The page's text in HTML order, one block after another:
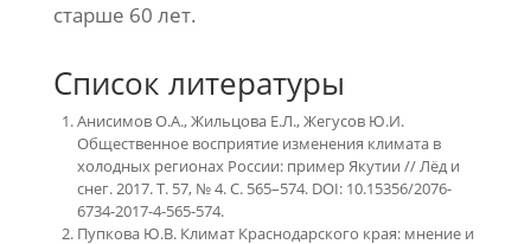
старше 60 лет.
Список литературы
Анисимов О.А., Жильцова Е.Л., Жегусов Ю.И.
Общественное восприятие изменения климата в
холодных регионах России: пример Якутии // Лёд и
снег. 2017. Т. 57, № 4. С. 565–574. DOI: 10.15356/2076-
6734-2017-4-565-574.
Пупкова Ю.В. Климат Краснодарского края: мнение и